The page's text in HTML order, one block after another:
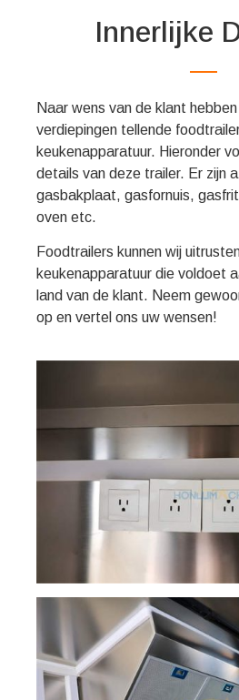
Innerlijke
Naar wens van de klant
verdiepingen tellende
keukenapparatuur. Hieronder
details van deze trailer. Er zijn
gasbakplaat, gasfornuis,
oven etc.
Foodtrailers kunnen wij
keukenapparatuur die voldoet
land van de klant. Neem
op en vertel ons uw wensen!